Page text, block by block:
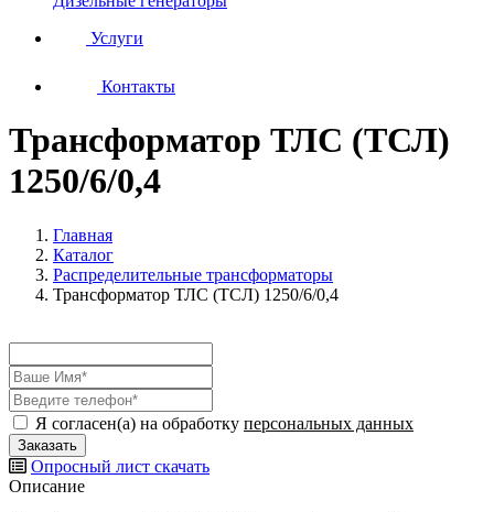
Услуги
Контакты
Трансформатор ТЛС (ТСЛ)
1250/6/0,4
Главная
Каталог
Распределительные трансформаторы
Трансформатор ТЛС (ТСЛ) 1250/6/0,4
Я согласен(а) на обработку персональных данных
Опросный лист скачать
Описание